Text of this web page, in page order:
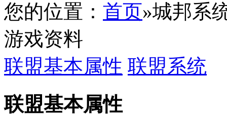
您的位置： 首页»城邦系
游戏资料
联盟基本属性 联盟系统
联盟基本属性